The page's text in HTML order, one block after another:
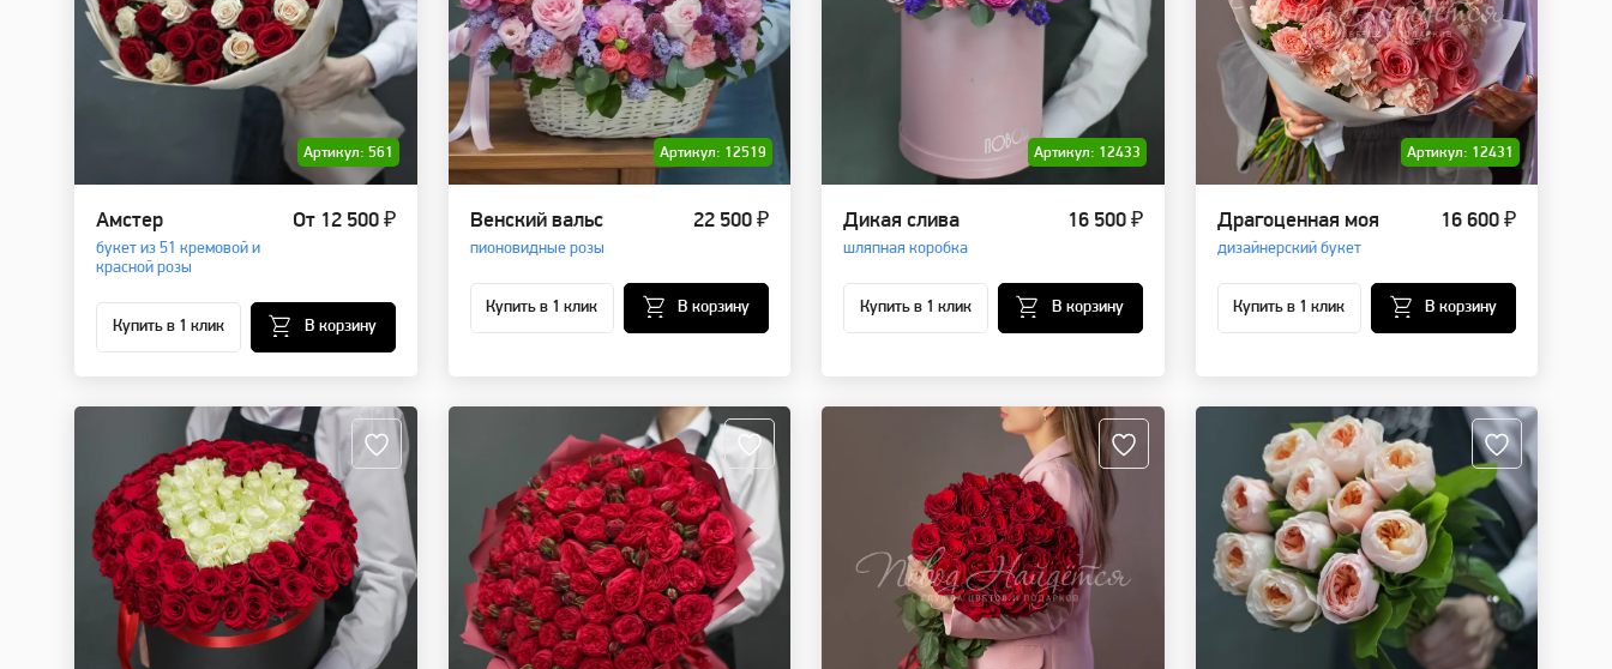
Артикул: 561
Амстер
букет из 51 кремовой и
красной розы
От 12 500 ₽
Купить в 1 клик В корзину
Артикул: 12519
Венский вальс
пионовидные розы
22 500 ₽
Купить в 1 клик В корзину
Артикул: 12433
Дикая слива
шляпная коробка
16 500 ₽
Купить в 1 клик В корзину
Артикул: 12431
Драгоценная моя
дизайнерский букет
16 600 ₽
Купить в 1 клик В корзину